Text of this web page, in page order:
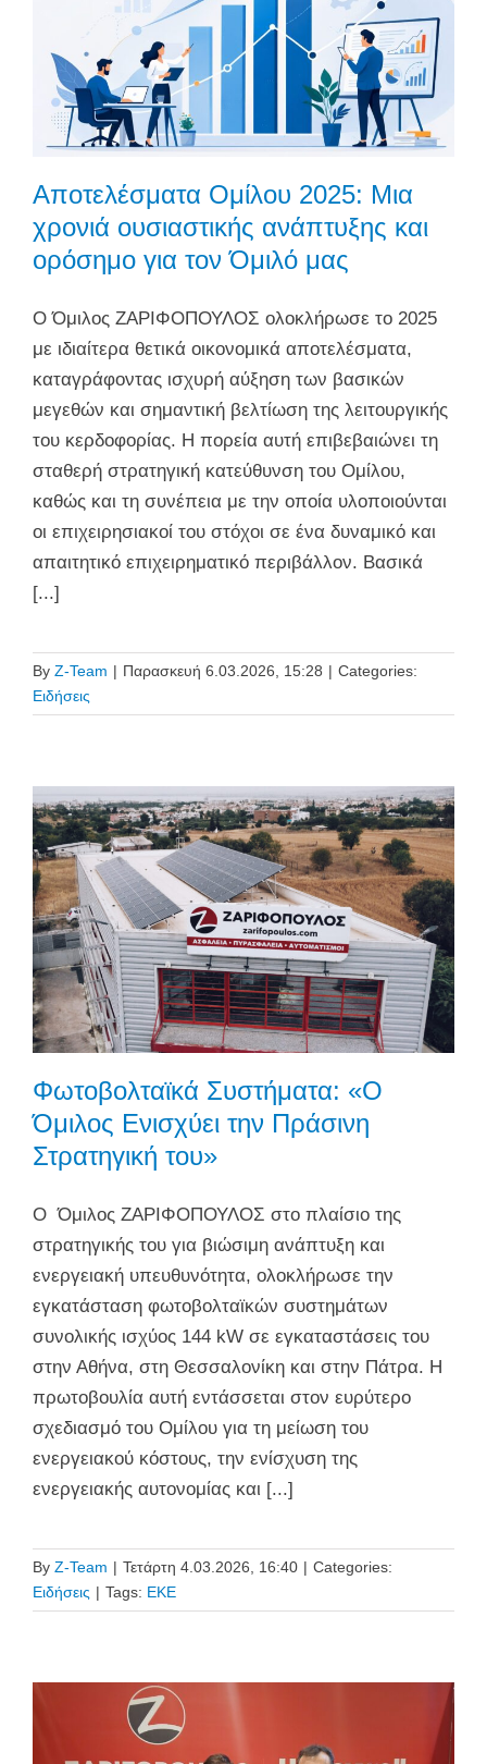
Αποτελέσματα Ομίλου 2025: Μια
χρονιά ουσιαστικής ανάπτυξης και
ορόσημο για τον Όμιλό μας
Ο Όμιλος ΖΑΡΙΦΟΠΟΥΛΟΣ ολοκλήρωσε το 2025
με ιδιαίτερα θετικά οικονομικά αποτελέσματα,
καταγράφοντας ισχυρή αύξηση των βασικών
μεγεθών και σημαντική βελτίωση της λειτουργικής
του κερδοφορίας. Η πορεία αυτή επιβεβαιώνει τη
σταθερή στρατηγική κατεύθυνση του Ομίλου,
καθώς και τη συνέπεια με την οποία υλοποιούνται
οι επιχειρησιακοί του στόχοι σε ένα δυναμικό και
απαιτητικό επιχειρηματικό περιβάλλον. Βασικά
[...]
By Z-Team | Παρασκευή 6.03.2026, 15:28 | Categories:
Ειδήσεις
Φωτοβολταϊκά Συστήματα: «Ο
Όμιλος Ενισχύει την Πράσινη
Στρατηγική του»
Ο Όμιλος ΖΑΡΙΦΟΠΟΥΛΟΣ στο πλαίσιο της
στρατηγικής του για βιώσιμη ανάπτυξη και
ενεργειακή υπευθυνότητα, ολοκλήρωσε την
εγκατάσταση φωτοβολταϊκών συστημάτων
συνολικής ισχύος 144 kW σε εγκαταστάσεις του
στην Αθήνα, στη Θεσσαλονίκη και στην Πάτρα. Η
πρωτοβουλία αυτή εντάσσεται στον ευρύτερο
σχεδιασμό του Ομίλου για τη μείωση του
ενεργειακού κόστους, την ενίσχυση της
ενεργειακής αυτονομίας και [...]
By Z-Team | Τετάρτη 4.03.2026, 16:40 | Categories:
Ειδήσεις | Tags: ΕΚΕ